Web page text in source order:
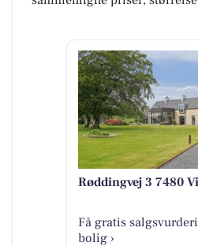
Røddingvej 3 7480
Få gratis
bolig ›